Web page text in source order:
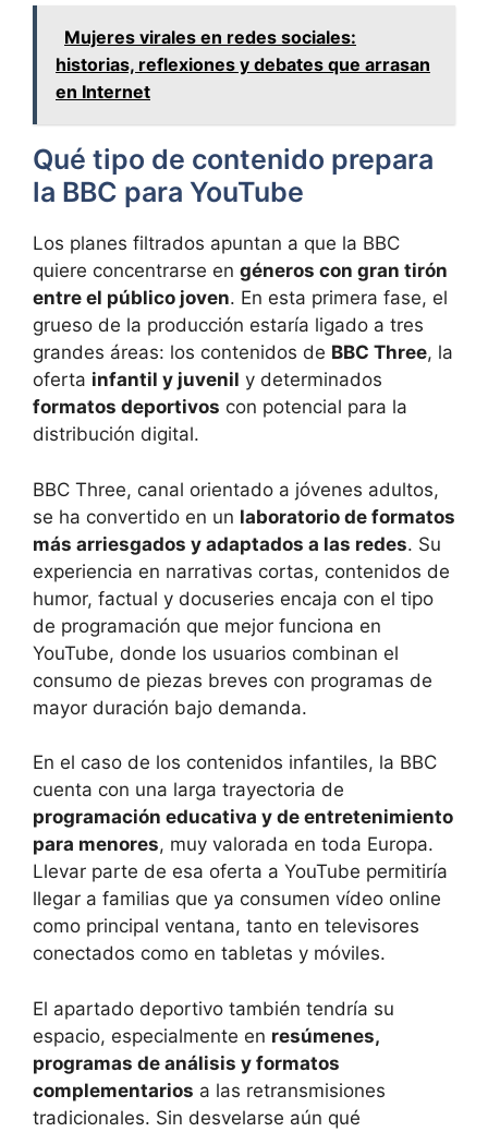
Mujeres virales en redes sociales:
historias, reflexiones y debates que arrasan
en Internet
Qué tipo de contenido prepara
la BBC para YouTube
Los planes filtrados apuntan a que la BBC
quiere concentrarse en géneros con gran tirón
entre el público joven. En esta primera fase, el
grueso de la producción estaría ligado a tres
grandes áreas: los contenidos de BBC Three, la
oferta infantil y juvenil y determinados
formatos deportivos con potencial para la
distribución digital.
BBC Three, canal orientado a jóvenes adultos,
se ha convertido en un laboratorio de formatos
más arriesgados y adaptados a las redes. Su
experiencia en narrativas cortas, contenidos de
humor, factual y docuseries encaja con el tipo
de programación que mejor funciona en
YouTube, donde los usuarios combinan el
consumo de piezas breves con programas de
mayor duración bajo demanda.
En el caso de los contenidos infantiles, la BBC
cuenta con una larga trayectoria de
programación educativa y de entretenimiento
para menores, muy valorada en toda Europa.
Llevar parte de esa oferta a YouTube permitiría
llegar a familias que ya consumen vídeo online
como principal ventana, tanto en televisores
conectados como en tabletas y móviles.
El apartado deportivo también tendría su
espacio, especialmente en resúmenes,
programas de análisis y formatos
complementarios a las retransmisiones
tradicionales. Sin desvelarse aún qué